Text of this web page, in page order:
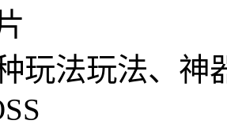
玩法玩法、神